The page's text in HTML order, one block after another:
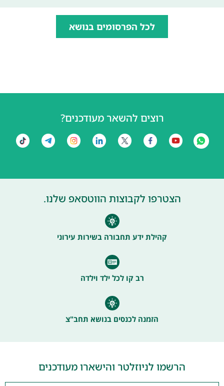
לכל הפרסומים בנושא
רוצים להשאר מעודכנים?
הצטרפו לקבוצות הווטסאפ שלנו.
קהילת ידע תחבורה בשירות עירוני
רב קו לכל ילד וילדה
הזמנה לכנסים בנושא תחב"צ
הרשמו לניוזלטר והישארו מעודכנים